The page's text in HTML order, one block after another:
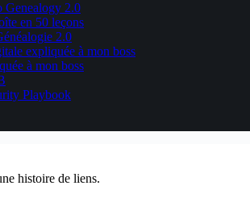
Genealogy 2.0
en 50 leçons
2.0
expliquée à mon boss
à mon boss
Playbook
histoire de liens.